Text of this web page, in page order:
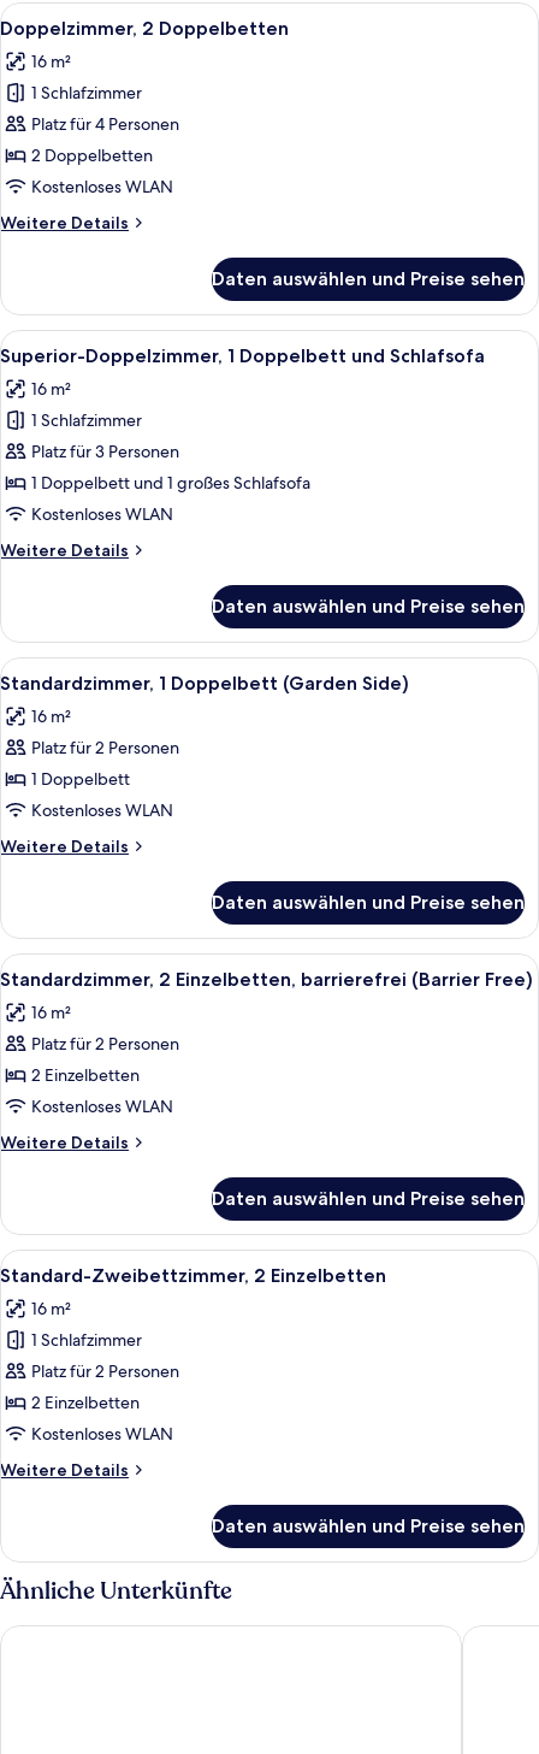
Doppelbett
Alle
Fotos
für
Doppelzimmer,
2 Doppelbetten
anzeigen
Allergikerbettwaren, Pillowtop-
8
Doppelzimmer, 2 Doppelbetten
16 m²
1 Schlafzimmer
Platz für 4 Personen
2 Doppelbetten
Kostenloses WLAN
Weitere Details
Weitere
2 Doppelbetten
Daten auswählen und Preise sehen
Alle
Fotos
für
Superior-
Doppelzimmer,
1 Doppelbett
und
anzeigen
Allergikerbettwaren, Pillowtop-
5
Superior-Doppelzimmer, 1 Doppelbett und Schlafsofa
16 m²
1 Schlafzimmer
Platz für 3 Personen
1 Doppelbett und 1 großes Schlafsofa
Kostenloses WLAN
Weitere Details
Weitere
Doppelzimmer,
1 Doppelbett
und
Daten auswählen und Preise sehen
Alle
Fotos
für
Standardzimmer,
1
Doppelbett
(Garden
Side)
Ein Hotelzimmer mit Bett,
11
Standardzimmer, 1 Doppelbett (Garden Side)
16 m²
Platz für 2 Personen
1 Doppelbett
Kostenloses WLAN
Weitere Details
Weitere
1
Doppelbett
(Garden
Daten auswählen und Preise sehen
Alle
Fotos
für
Standardzimmer,
2 Einzelbetten,
barrierefrei
(Barrier
Free)
Standardzimmer, 2 Einzelbetten,
11
Standardzimmer, 2 Einzelbetten, barrierefrei (Barrier Free)
16 m²
Platz für 2 Personen
2 Einzelbetten
Kostenloses WLAN
Weitere Details
Weitere
2 Einzelbetten,
barrierefrei
(Barrier
Daten auswählen und Preise sehen
Alle
Fotos
für
Standard-
Zweibettzimmer,
2 Einzelbetten
anzeigen
Allergikerbettwaren, Pillowtop-
7
Standard-Zweibettzimmer, 2 Einzelbetten
16 m²
1 Schlafzimmer
Platz für 2 Personen
2 Einzelbetten
Kostenloses WLAN
Weitere Details
Weitere
Zweibettzimmer,
2 Einzelbetten
Daten auswählen und Preise sehen
Ähnliche Unterkünfte
ARCOTEL Onyx Hamburg Prize by